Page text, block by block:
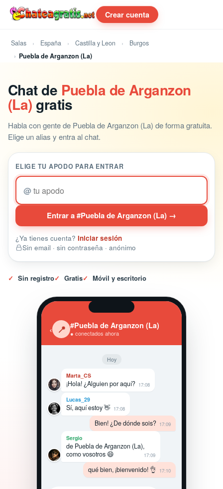
Crear cuenta
Salas España Castilla y Leon
Burgos
Puebla de Arganzon (La)
Chat de Puebla de Arganzon
(La) gratis
Habla con gente de Puebla de Arganzon (La) de forma gratuita.
Elige un alias y entra al chat.
ELIGE TU APODO PARA ENTRAR
@
Entrar a #Puebla de Arganzon (La) →
¿Ya tienes cuenta? Iniciar sesión
Sin email · sin contraseña · anónimo
✓ Sin registro✓ Gratis✓ Móvil y escritorio
‹ 📍 #Puebla de Arganzon (La)
● conectados ahora
Hoy
Marta_CS
¡Hola! ¿Alguien por aquí? 17:08
Lucas_29
Sí, aquí estoy 👋 17:08
Bien! ¿De dónde sois? 17:09
Sergio
de Puebla de Arganzon (La),
como vosotros 😄
17:09
qué bien, ¡bienvenido! 👌 17:10